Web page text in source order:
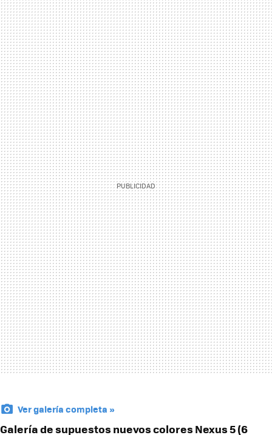
Ver galería completa »
Galería de supuestos nuevos colores Nexus 5 (6